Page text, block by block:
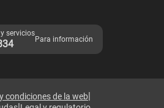
servicios
Para información
condiciones de la web|